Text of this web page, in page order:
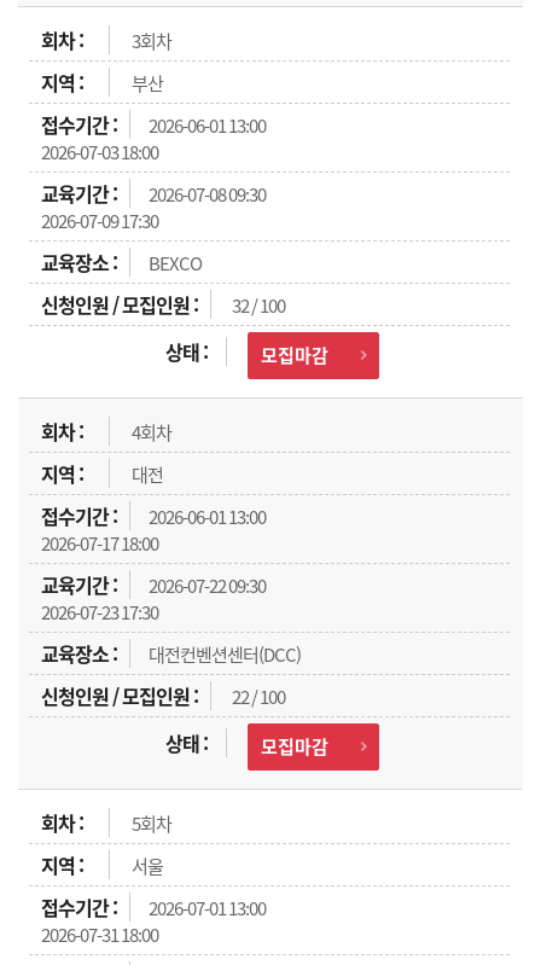
3회차
부산
2026-06-01 13:00
2026-07-03 18:00
2026-07-08 09:30
2026-07-09 17:30
BEXCO
32 / 100
모집마감
4회차
대전
2026-06-01 13:00
2026-07-17 18:00
2026-07-22 09:30
2026-07-23 17:30
대전컨벤션센터(DCC)
22 / 100
모집마감
5회차
서울
2026-07-01 13:00
2026-07-31 18:00